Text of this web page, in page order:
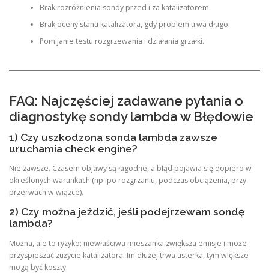
Brak rozróżnienia sondy przed i za katalizatorem.
Brak oceny stanu katalizatora, gdy problem trwa długo.
Pomijanie testu rozgrzewania i działania grzałki.
FAQ: Najczęściej zadawane pytania o
diagnostykę sondy lambda w Błędowie
1) Czy uszkodzona sonda lambda zawsze
uruchamia check engine?
Nie zawsze. Czasem objawy są łagodne, a błąd pojawia się dopiero w
określonych warunkach (np. po rozgrzaniu, podczas obciążenia, przy
przerwach w wiązce).
2) Czy można jeździć, jeśli podejrzewam sondę
lambda?
Można, ale to ryzyko: niewłaściwa mieszanka zwiększa emisje i może
przyspieszać zużycie katalizatora. Im dłużej trwa usterka, tym większe
mogą być koszty.